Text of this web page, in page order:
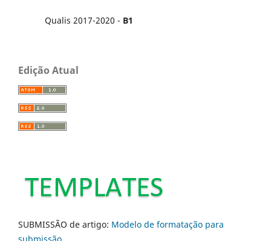
Qualis 2017-2020 - B1
Edição Atual
SUBMISSÃO de artigo: Modelo de formatação para
submissão